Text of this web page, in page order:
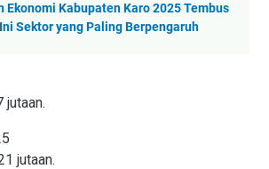
Ekonomi Kabupaten Karo 2025 Tembus
Sektor yang Paling Berpengaruh
jutaan.
jutaan.